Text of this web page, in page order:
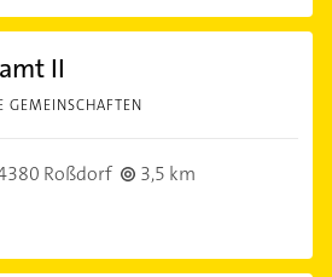
II
GEMEINSCHAFTEN
Roßdorf
3,5 km